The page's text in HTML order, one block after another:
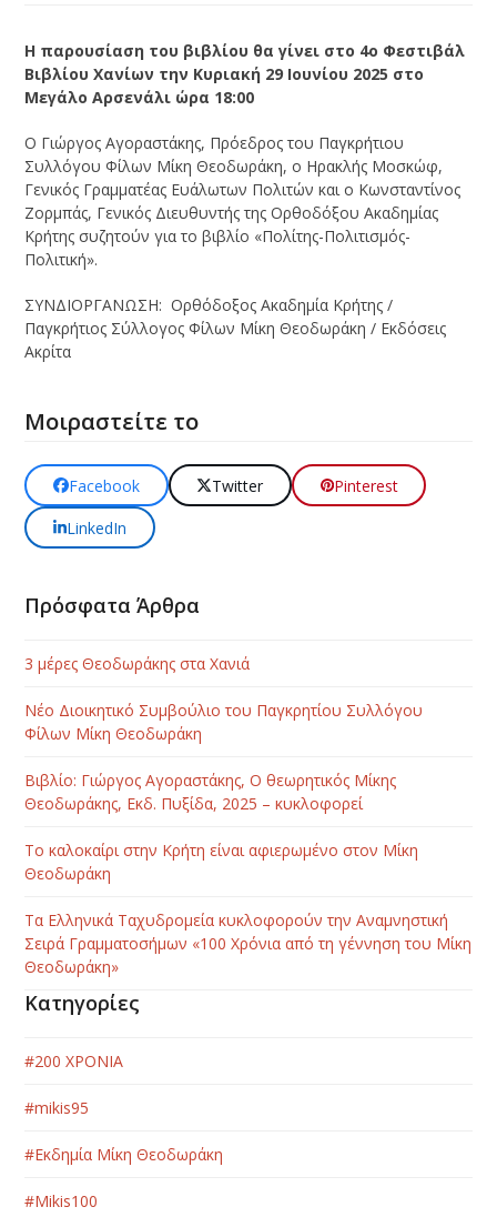
Η παρουσίαση του βιβλίου θα γίνει στο 4ο Φεστιβάλ
Βιβλίου Χανίων την Κυριακή 29 Ιουνίου 2025 στο
Μεγάλο Αρσενάλι ώρα 18:00
Ο Γιώργος Αγοραστάκης, Πρόεδρος του Παγκρήτιου
Συλλόγου Φίλων Μίκη Θεοδωράκη, ο Ηρακλής Μοσκώφ,
Γενικός Γραμματέας Ευάλωτων Πολιτών και ο Κωνσταντίνος
Ζορμπάς, Γενικός Διευθυντής της Ορθοδόξου Ακαδημίας
Κρήτης συζητούν για το βιβλίο «Πολίτης-Πολιτισμός-
Πολιτική».
ΣΥΝΔΙΟΡΓΑΝΩΣΗ: Ορθόδοξος Ακαδημία Κρήτης /
Παγκρήτιος Σύλλογος Φίλων Μίκη Θεοδωράκη / Εκδόσεις
Ακρίτα
Μοιραστείτε το
Facebook Twitter
Pinterest
LinkedIn
Πρόσφατα Άρθρα
3 μέρες Θεοδωράκης στα Χανιά
Νέο Διοικητικό Συμβούλιο του Παγκρητίου Συλλόγου
Φίλων Μίκη Θεοδωράκη
Βιβλίο: Γιώργος Αγοραστάκης, Ο θεωρητικός Μίκης
Θεοδωράκης, Εκδ. Πυξίδα, 2025 – κυκλοφορεί
Το καλοκαίρι στην Κρήτη είναι αφιερωμένο στον Μίκη
Θεοδωράκη
Τα Ελληνικά Ταχυδρομεία κυκλοφορούν την Αναμνηστική
Σειρά Γραμματοσήμων «100 Χρόνια από τη γέννηση του Μίκη
Θεοδωράκη»
Κατηγορίες
#200 ΧΡΟΝΙΑ
#mikis95
#Εκδημία Μίκη Θεοδωράκη
#Μikis100